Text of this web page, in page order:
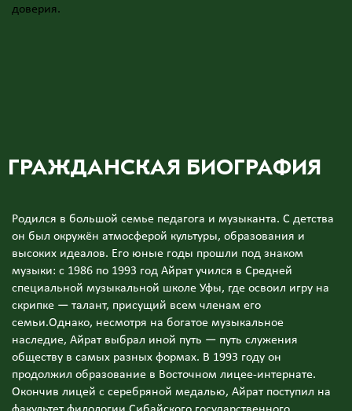
доверия.
ГРАЖДАНСКАЯ БИОГРАФИЯ
Родился в большой семье педагога и музыканта. С детства
он был окружён атмосферой культуры, образования и
высоких идеалов. Его юные годы прошли под знаком
музыки: с 1986 по 1993 год Айрат учился в Средней
специальной музыкальной школе Уфы, где освоил игру на
скрипке — талант, присущий всем членам его
семьи.Однако, несмотря на богатое музыкальное
наследие, Айрат выбрал иной путь — путь служения
обществу в самых разных формах. В 1993 году он
продолжил образование в Восточном лицее-интернате.
Окончив лицей с серебряной медалью, Айрат поступил на